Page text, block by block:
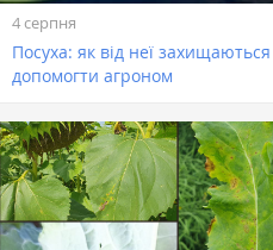
4 серпня
Посуха: як від неї
допомогти агроном